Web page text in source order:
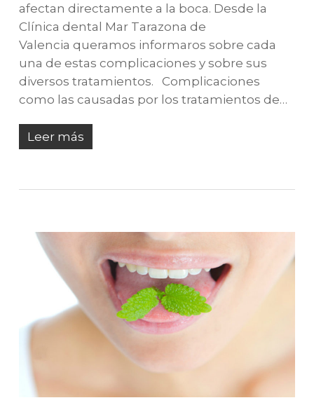
afectan directamente a la boca. Desde la
Clínica dental Mar Tarazona de
Valencia queramos informaros sobre cada
una de estas complicaciones y sobre sus
diversos tratamientos. Complicaciones
como las causadas por los tratamientos de…
Leer más